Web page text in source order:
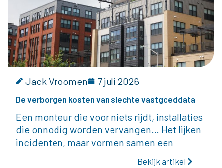
Jack Vroomen 7 juli 2026
De verborgen kosten van slechte vastgoeddata
Een monteur die voor niets rijdt, installaties
die onnodig worden vervangen… Het lijken
incidenten, maar vormen samen een
Bekijk artikel